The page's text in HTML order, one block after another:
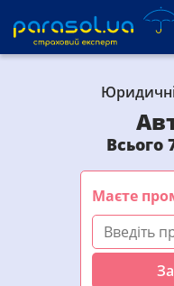
(093) 170-33-90
Автоцивілка
Зелена карта
Туристична
Всього
Маєте